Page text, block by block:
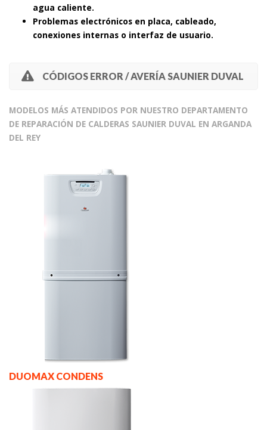
agua caliente.
Problemas electrónicos en placa, cableado,
conexiones internas o interfaz de usuario.
CÓDIGOS ERROR / AVERÍA SAUNIER DUVAL
MODELOS MÁS ATENDIDOS POR NUESTRO DEPARTAMENTO
DE REPARACIÓN DE CALDERAS SAUNIER DUVAL EN ARGANDA
DEL REY
DUOMAX CONDENS